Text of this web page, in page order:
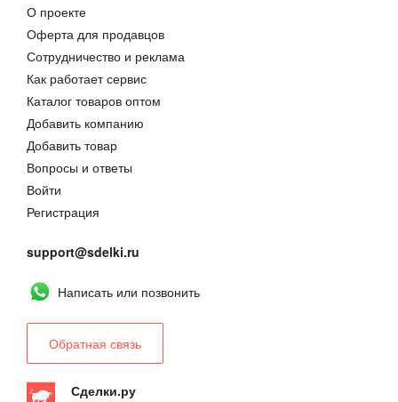
О проекте
Оферта для продавцов
Сотрудничество и реклама
Как работает сервис
Каталог товаров оптом
Добавить компанию
Добавить товар
Вопросы и ответы
Войти
Регистрация
support@sdelki.ru
Написать или позвонить
Обратная связь
Сделки.ру